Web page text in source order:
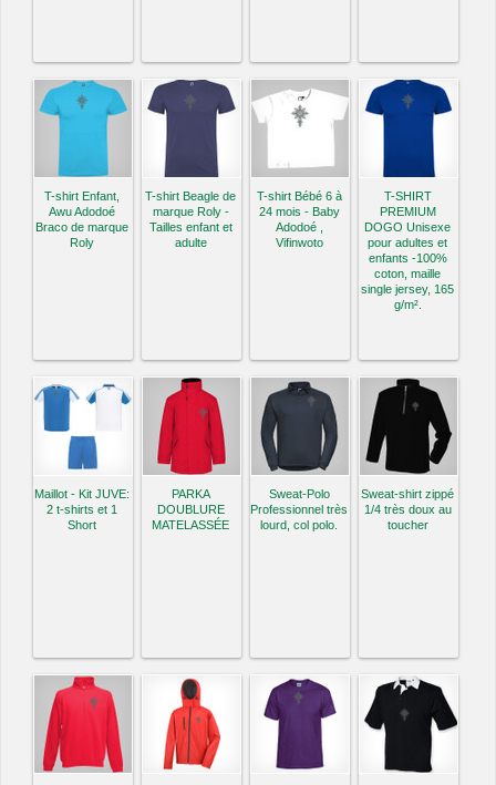
T-shirt Enfant,
Awu Adodoé
Braco de marque
Roly
T-shirt Beagle de
marque Roly -
Tailles enfant et
adulte
T-shirt Bébé 6 à
24 mois - Baby
Adodoé ,
Vifinwoto
T-SHIRT
PREMIUM
DOGO Unisexe
pour adultes et
enfants -100%
coton, maille
single jersey, 165
g/m².
Maillot - Kit JUVE:
2 t-shirts et 1
Short
PARKA
DOUBLURE
MATELASSÉE
Sweat-Polo
Professionnel très
lourd, col polo.
Sweat-shirt zippé
1/4 très doux au
toucher